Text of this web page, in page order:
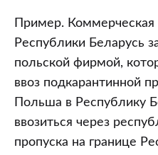
Пример. Коммерческая
Республики Беларусь
польской фирмой,
ввоз подкарантинной
Польша в Республику
ввозиться через
пропуска на границе